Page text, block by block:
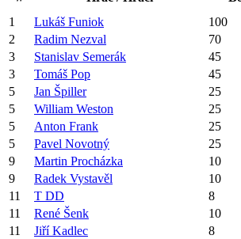
1
Lukáš Funiok 100
2
Radim Nezval 70
3
Stanislav Semerák 45
3
Tomáš Pop 45
5
Jan Špiller 25
5
William Weston 25
5
Anton Frank 25
5
Pavel Novotný 25
9
Martin Procházka 10
9
Radek Vystavěl 10
11
T DD 8
11
René Šenk 10
11
Jiří Kadlec 8